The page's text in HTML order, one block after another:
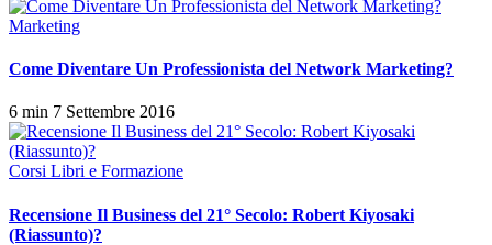
Marketing
Come Diventare Un Professionista del Network Marketing?
6 min 7 Settembre 2016
Corsi Libri e Formazione
Recensione Il Business del 21° Secolo: Robert Kiyosaki
(Riassunto)?